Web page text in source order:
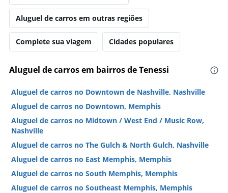
Aluguel de carros em outras regiões
Complete sua viagem Cidades populares
Aluguel de carros em bairros de Tenessi
Aluguel de carros no Downtown de Nashville, Nashville
Aluguel de carros no Downtown, Memphis
Aluguel de carros no Midtown / West End / Music Row,
Nashville
Aluguel de carros no The Gulch & North Gulch, Nashville
Aluguel de carros no East Memphis, Memphis
Aluguel de carros no South Memphis, Memphis
Aluguel de carros no Southeast Memphis, Memphis